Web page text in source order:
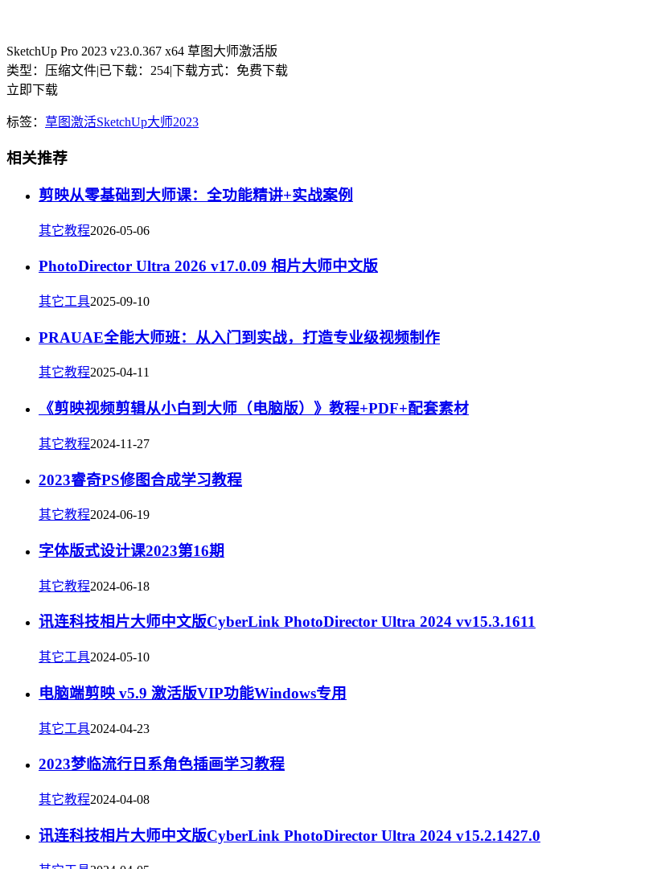
SketchUp Pro 2023 v23.0.367 x64 草图大师激活版
类型：压缩文件|已下载：254|下载方式：免费下载
立即下载
标签： 草图激活SketchUp大师2023
相关推荐
剪映从零基础到大师课：全功能精讲+实战案例
其它教程2026-05-06
PhotoDirector Ultra 2026 v17.0.09 相片大师中文版
其它工具2025-09-10
PRAUAE全能大师班：从入门到实战，打造专业级视频制作
其它教程2025-04-11
《剪映视频剪辑从小白到大师（电脑版）》教程+PDF+配套素材
其它教程2024-11-27
2023睿奇PS修图合成学习教程
其它教程2024-06-19
字体版式设计课2023第16期
其它教程2024-06-18
讯连科技相片大师中文版CyberLink PhotoDirector Ultra 2024 vv15.3.1611
其它工具2024-05-10
电脑端剪映 v5.9 激活版VIP功能Windows专用
其它工具2024-04-23
2023梦临流行日系角色插画学习教程
其它教程2024-04-08
讯连科技相片大师中文版CyberLink PhotoDirector Ultra 2024 v15.2.1427.0